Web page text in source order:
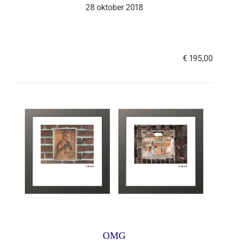
28 oktober 2018
€ 195,00
OMG